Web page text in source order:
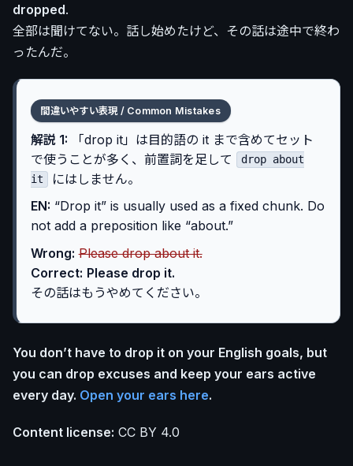
dropped.
全部は聞けてない。話し始めたけど、その話は途中で終わ
ったんだ。
間違いやすい表現 / Common Mistakes
解説 1: 「drop it」は目的語の it まで含めてセット
で使うことが多く、前置詞を足して
drop about
it
にはしません。
EN: “Drop it” is usually used as a fixed chunk. Do
not add a preposition like “about.”
Wrong: Please drop about it.
Correct: Please drop it.
その話はもうやめてください。
You don’t have to drop it on your English goals, but
you can drop excuses and keep your ears active
every day. Open your ears here.
Content license: CC BY 4.0